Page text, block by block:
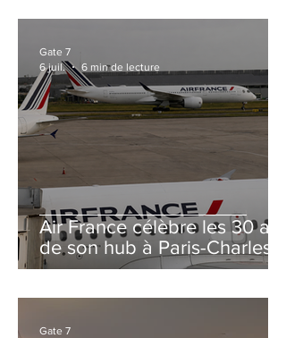
Air France célèbre les 30 ans
de son hub à Paris-Charles
de Gaulle
Gate 7
6 juil.
6 min de lecture
Gate 7